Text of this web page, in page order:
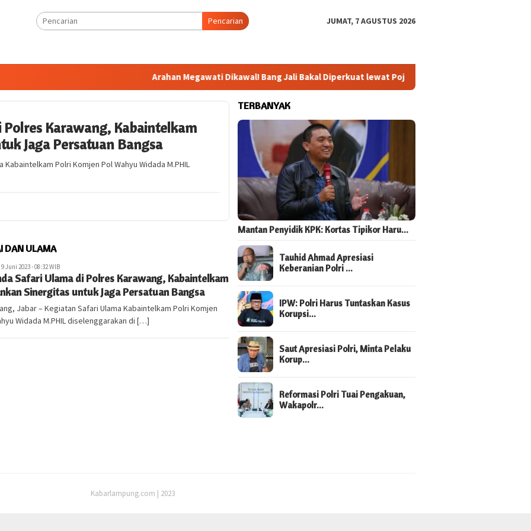
Pencarian JUMAT, 7 AGUSTUS 2026
Arahan Megawati Dikawal! Bang Jali Bakal Diperkuat lewat Pojok Baca dan Digitalisasi UMKM
Karawang, Kabaintelkam
Jaga Persatuan Bangsa
Polri Komjen Pol Wahyu Widada M.PHIL
DAN ULAMA
kabarlampung.com
9 Juni 2023 - 08:32 WIB
Safari Ulama di Polres Karawang, Kabaintelkam
Sinergitas untuk Jaga Persatuan Bangsa
Jabar – Kegiatan Safari Ulama Kabaintelkam Polri Komjen
Widada M.PHIL diselenggarakan di […]
TERBANYAK
Mantan Penyidik KPK: Kortas Tipikor Haru…
Tauhid Ahmad Apresiasi
Keberanian Polri …
IPW: Polri Harus Tuntaskan Kasus
Korupsi…
Saut Apresiasi Polri, Minta Pelaku
Korup…
Reformasi Polri Tuai Pengakuan,
Wakapolr…
Kabarlampung.com | 2023